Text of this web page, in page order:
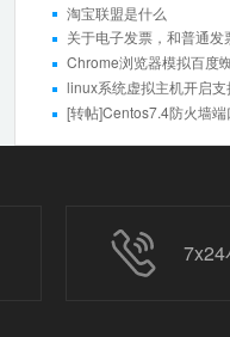
淘宝联盟是什么
关于电子发票，和普通
Chrome浏览器模拟百度
linux系统虚拟主机开启
[转帖]Centos7.4防火墙